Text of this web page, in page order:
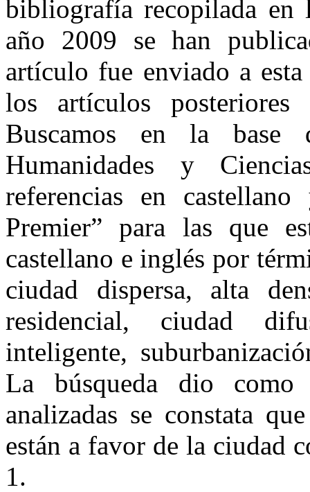
bibliografía recopilada
año 2009 se han
artículo fue enviado a
los artículos
Buscamos en la base
Humanidades y
referencias en
Premier” para las que
castellano e inglés por
ciudad dispersa, alta
residencial, ciudad
inteligente,
La búsqueda dio
analizadas se constata
están a favor de la ciudad
1.